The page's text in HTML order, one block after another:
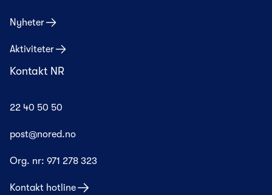
Nyheter
Aktiviteter
Kontakt NR
22 40 50 50
post@nored.no
Org. nr: 971 278 323
Kontakt hotline